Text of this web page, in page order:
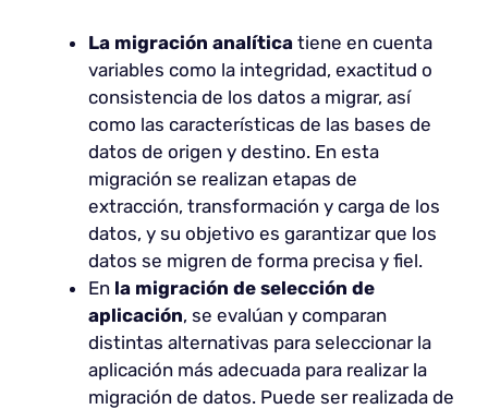
La migración analítica tiene en cuenta
variables como la integridad, exactitud o
consistencia de los datos a migrar, así
como las características de las bases de
datos de origen y destino. En esta
migración se realizan etapas de
extracción, transformación y carga de los
datos, y su objetivo es garantizar que los
datos se migren de forma precisa y fiel.
En la migración de selección de
aplicación, se evalúan y comparan
distintas alternativas para seleccionar la
aplicación más adecuada para realizar la
migración de datos. Puede ser realizada de